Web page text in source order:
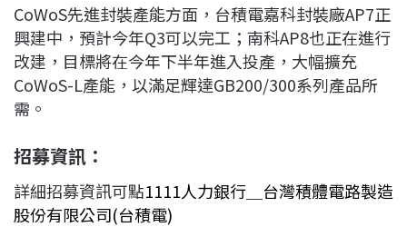
CoWoS先進封裝產能方面，台積電嘉科封裝廠AP7正
興建中，預計今年Q3可以完工；南科AP8也正在進行
改建，目標將在今年下半年進入投產，大幅擴充
CoWoS-L產能，以滿足輝達GB200/300系列產品所
需。
招募資訊：
詳細招募資訊可點1111人力銀行＿台灣積體電路製造
股份有限公司(台積電)